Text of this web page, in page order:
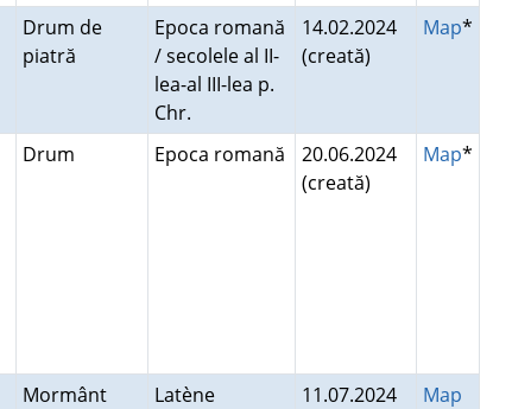
Drum de
piatră
Epoca romană
/ secolele al II-
lea-al III-lea p.
Chr.
14.02.2024
(creată)
Map*
Drum Epoca romană
20.06.2024
(creată)
Map*
Mormânt Latène
11.07.2024
Map